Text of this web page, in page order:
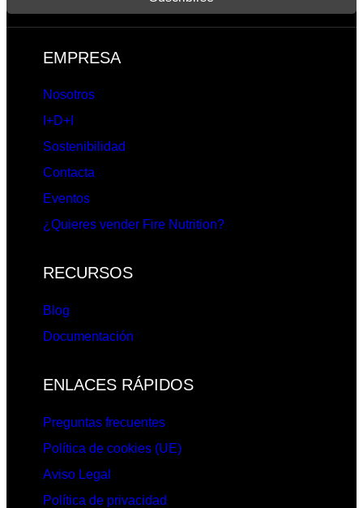
EMPRESA
Nosotros
I+D+I
Sostenibilidad
Contacta
Eventos
¿Quieres vender Fire Nutrition?
RECURSOS
Blog
Documentación
ENLACES RÁPIDOS
Preguntas frecuentes
Política de cookies (UE)
Aviso Legal
Política de privacidad